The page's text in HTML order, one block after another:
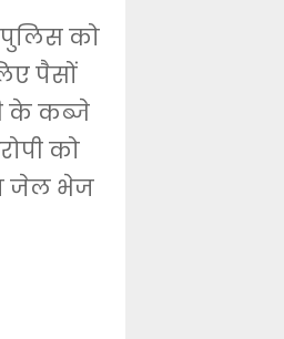
को
पैसों
के कब्जे
को
जेल भेज